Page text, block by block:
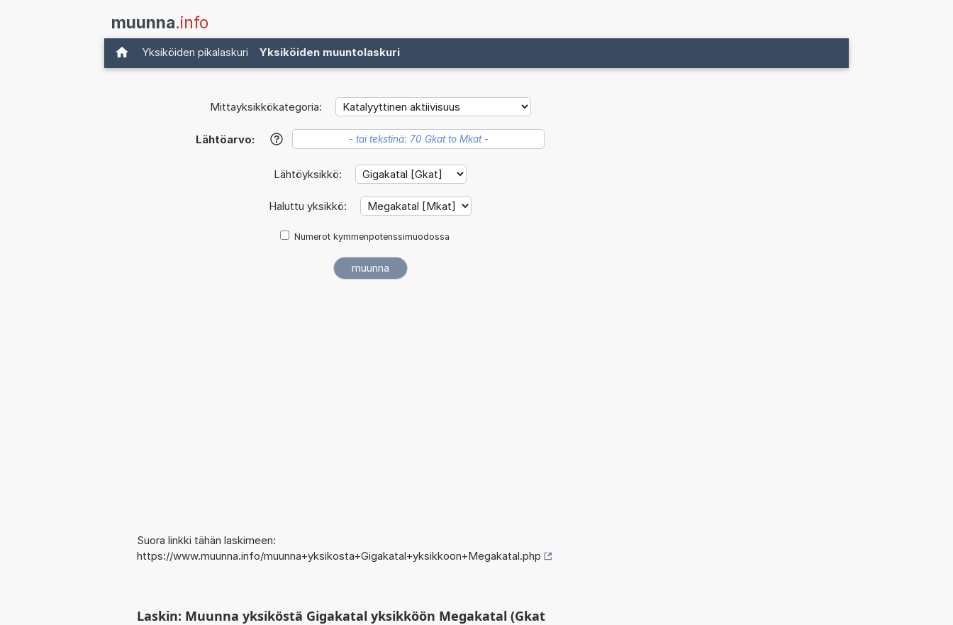
muunna.info
Yksiköiden pikalaskuri Yksiköiden muuntolaskuri
Mittayksikkökategoria:
Lähtöarvo: ?
Lähtöyksikkö:
Haluttu yksikkö:
Numerot kymmenpotenssimuodossa
Suora linkki tähän laskimeen:
https://www.muunna.info/muunna+yksikosta+Gigakatal+yksikkoon+Megakatal.php
Laskin: Muunna yksiköstä Gigakatal yksikköön Megakatal (Gkat